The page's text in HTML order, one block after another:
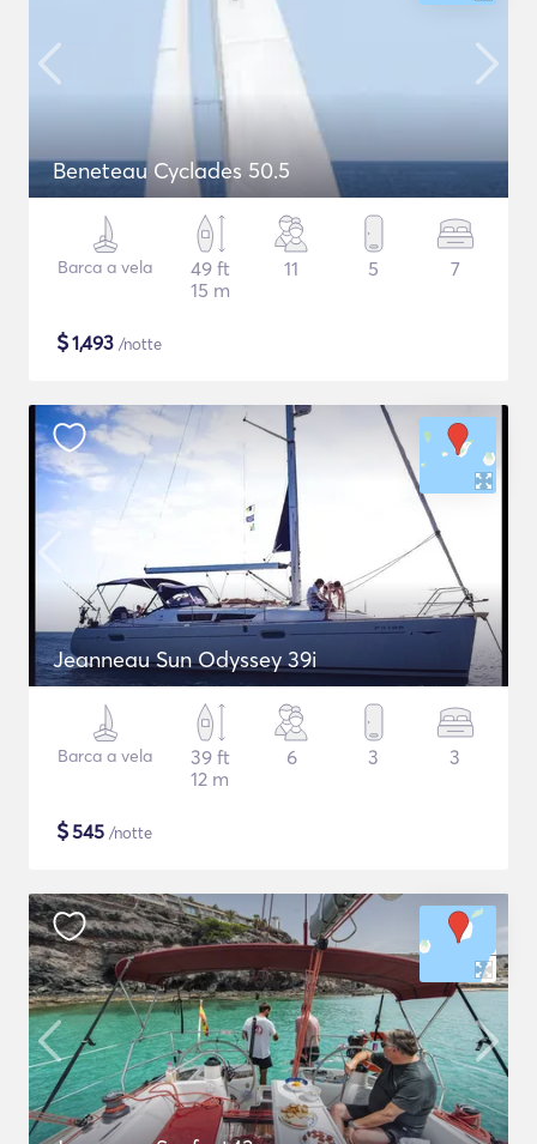
Beneteau Cyclades 50.5
Barca a vela
49 ft
15 m
11 5 7
$1,493 /notte
Jeanneau Sun Odyssey 39i
Barca a vela
39 ft
12 m
6 3 3
$545 /notte